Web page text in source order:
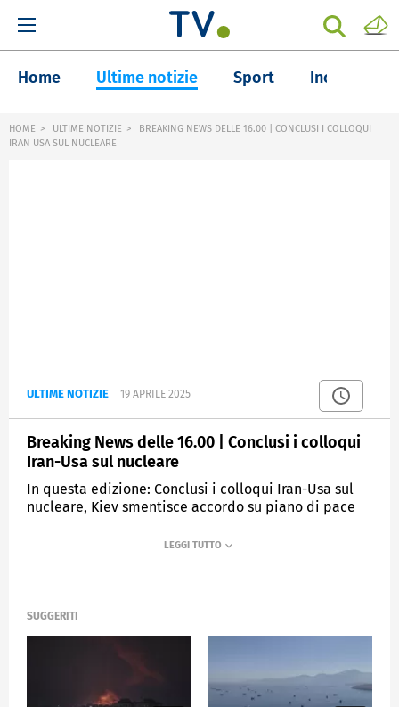
Home Ultime notizie Sport Inchieste
HOME ULTIME NOTIZIE
BREAKING NEWS DELLE 16.00 | CONCLUSI I COLLOQUI
IRAN USA SUL NUCLEARE
ULTIME NOTIZIE 19 APRILE 2025
Breaking News delle 16.00 | Conclusi i colloqui
Iran-Usa sul nucleare
In questa edizione: Conclusi i colloqui Iran-Usa sul
nucleare, Kiev smentisce accordo su piano di pace
rossa meteo, Po sorvegliato, Lavoro, 3 regioni
MEDIASET
SUGGERITI